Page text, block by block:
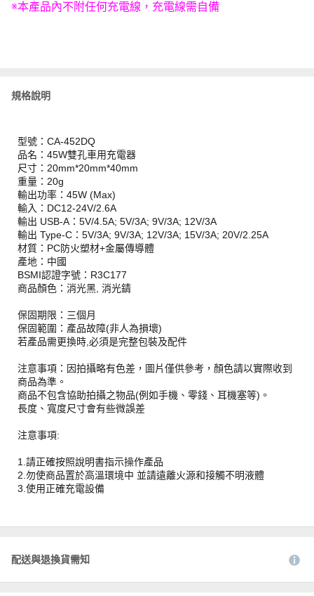
※本產品內不附任何充電線，充電線需自備
規格說明
型號：CA-452DQ
品名：45W雙孔車用充電器
尺寸：20mm*20mm*40mm
重量：20g
輸出功率：45W (Max)
輸入：DC12-24V/2.6A
輸出 USB-A：5V/4.5A; 5V/3A; 9V/3A; 12V/3A
輸出 Type-C：5V/3A; 9V/3A; 12V/3A; 15V/3A; 20V/2.25A
材質：PC防火塑材+金屬傳導體
產地：中國
BSMI認證字號：R3C177
商品顏色：消光黑, 消光錆
保固期限：三個月
保固範圍：產品故障(非人為損壞)
若產品需更換時,必須是完整包裝及配件
注意事項：因拍攝略有色差，圖片僅供參考，顏色請以實際收到
商品為準。
商品不包含協助拍攝之物品(例如手機、零錢、耳機塞等)。
長度、寬度尺寸會有些微誤差
注意事項:
1.請正確按照說明書指示操作產品
2.勿使商品置於高溫環境中 並請遠離火源和接觸不明液體
3.使用正確充電設備
配送與退換貨需知